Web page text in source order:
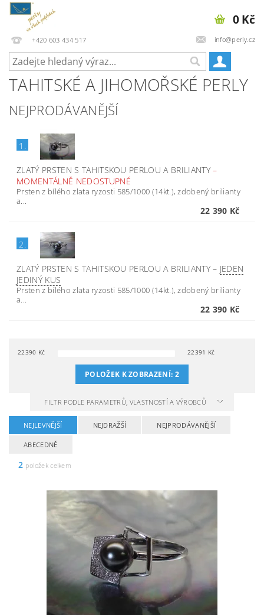
+420 603 434 517 info@perly.cz
0 Kč
TAHITSKÉ A JIHOMOŘSKÉ PERLY
NEJPRODÁVANĚJŠÍ
1.
ZLATÝ PRSTEN S TAHITSKOU PERLOU A BRILIANTY–
MOMENTÁLNĚ NEDOSTUPNÉ
Prsten z bílého zlata ryzosti 585/1000 (14kt.), zdobený brilianty
a...
22 390 Kč
2.
ZLATÝ PRSTEN S TAHITSKOU PERLOU A BRILIANTY– JEDEN
JEDINÝ KUS
Prsten z bílého zlata ryzosti 585/1000 (14kt.), zdobený brilianty
a...
22 390 Kč
22390 Kč 22391 Kč
POLOŽEK K ZOBRAZENÍ: 2
FILTR PODLE PARAMETRŮ, VLASTNOSTÍ A VÝROBCŮ
NEJLEVNĚJŠÍ NEJDRAŽŠÍ NEJPRODÁVANĚJŠÍ
ABECEDNĚ
2 položek celkem